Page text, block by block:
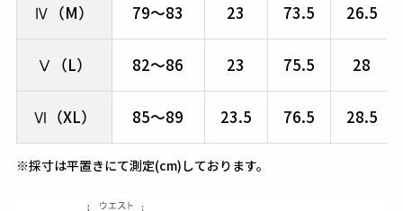
Ⅳ（M） 79～83 23 73.5 26.5
Ⅴ（L） 82～86 23 75.5 28
Ⅵ（XL） 85～89 23.5 76.5 28.5
※採寸は平置きにて測定(cm)しております。